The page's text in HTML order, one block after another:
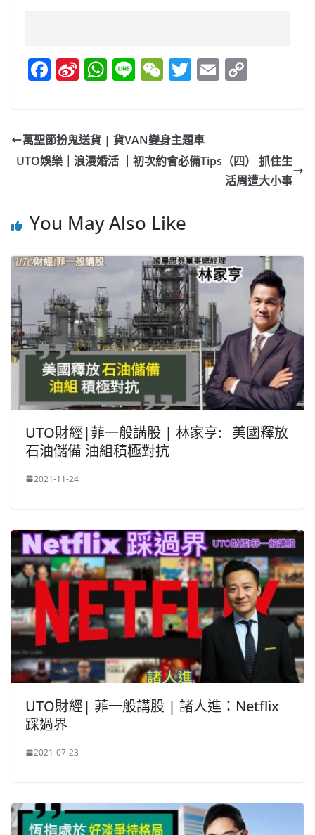
F
e
b
k
Si
W
ei
W
s
A
Li W
h
at
T
er
E
Li
n
萬聖節扮鬼送貨 | 貨VAN變身主題車
UTO娛樂｜浪漫婚活 ｜初次約會必備Tips（四） 抓住生
活周遭大小事
You May Also Like
UTO財經|菲一般講股 | 林家亨: 美國釋放
石油儲備 油組積極對抗
2021-11-24
UTO財經| 菲一般講股 | 諸人進：Netflix
踩過界
2021-07-23